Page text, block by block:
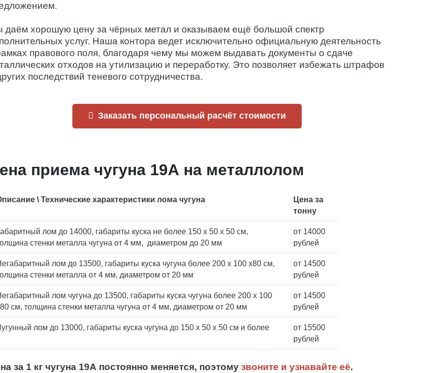
даём хорошую цену за чёрных метал и оказываем ещё большой спектр
услуг. Наша контора ведет исключительно официальную деятельность
правового поля, благодаря чему мы можем выдавать документы о сдаче
отходов на утилизацию и переработку. Это позволяет избежать штрафов
последствий теневого сотрудничества.
Заказать персональный расчёт стоимости
приема чугуна 19А на металлолом
\ Технические характеристики лома чугуна
Цена за
тонну
лом до 14000, габариты куска не более 150 х 50 х 50 см,
стенки металла чугуна от 4 мм, диаметром до 20 мм
от 14000
рублей
лом до 13500, габариты куска чугуна более 200 х 100 х80 см,
стенки металла от 4 мм, диаметром от 20 мм
от 14500
рублей
лом чугуна до 13500, габариты куска чугуна более 200 х 100
см, толщина стенки металла чугуна от 4 мм, диаметром от 20 мм
от 14500
рублей
лом до 13000, габариты куска чугуна до 150 х 50 х 50 см и более
от 15500
рублей
за 1 кг чугуна 19А постоянно меняется, поэтому звоните и узнавайте её.